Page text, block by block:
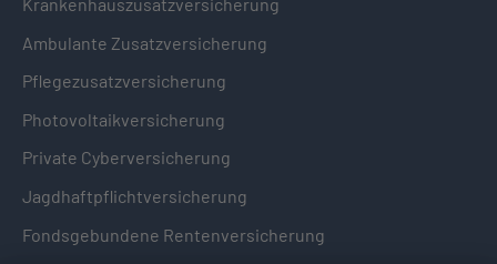
Ambulante Zusatzversicherung
Pflegezusatzversicherung
Photovoltaikversicherung
Private Cyberversicherung
Jagdhaftpflichtversicherung
Fondsgebundene Rentenversicherung